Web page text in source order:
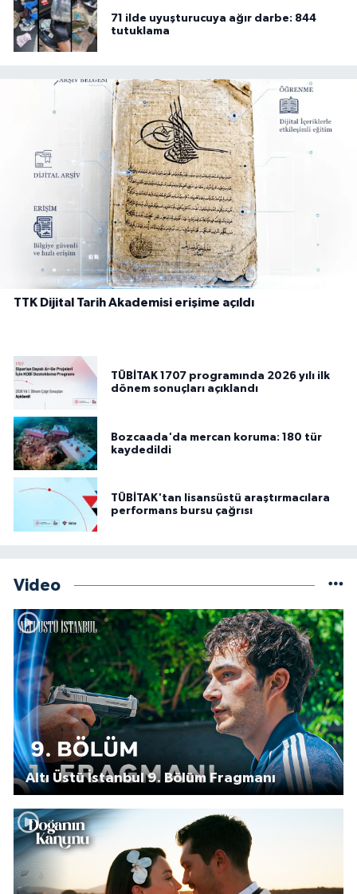
71 ilde uyuşturucuya ağır darbe: 844
tutuklama
TTK Dijital Tarih Akademisi erişime açıldı
TÜBİTAK 1707 programında 2026 yılı ilk
dönem sonuçları açıklandı
Bozcaada'da mercan koruma: 180 tür
kaydedildi
TÜBİTAK'tan lisansüstü araştırmacılara
performans bursu çağrısı
Video
Altı Üstü İstanbul 9. Bölüm Fragmanı